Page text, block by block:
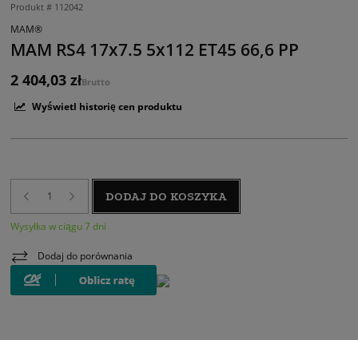
Produkt # 112042
MAM®
MAM RS4 17x7.5 5x112 ET45 66,6 PP
2 404,03 złBrutto
Wyświetl historię cen produktu
DODAJ DO KOSZYKA
Wysyłka w ciągu 7 dni
Dodaj do porównania